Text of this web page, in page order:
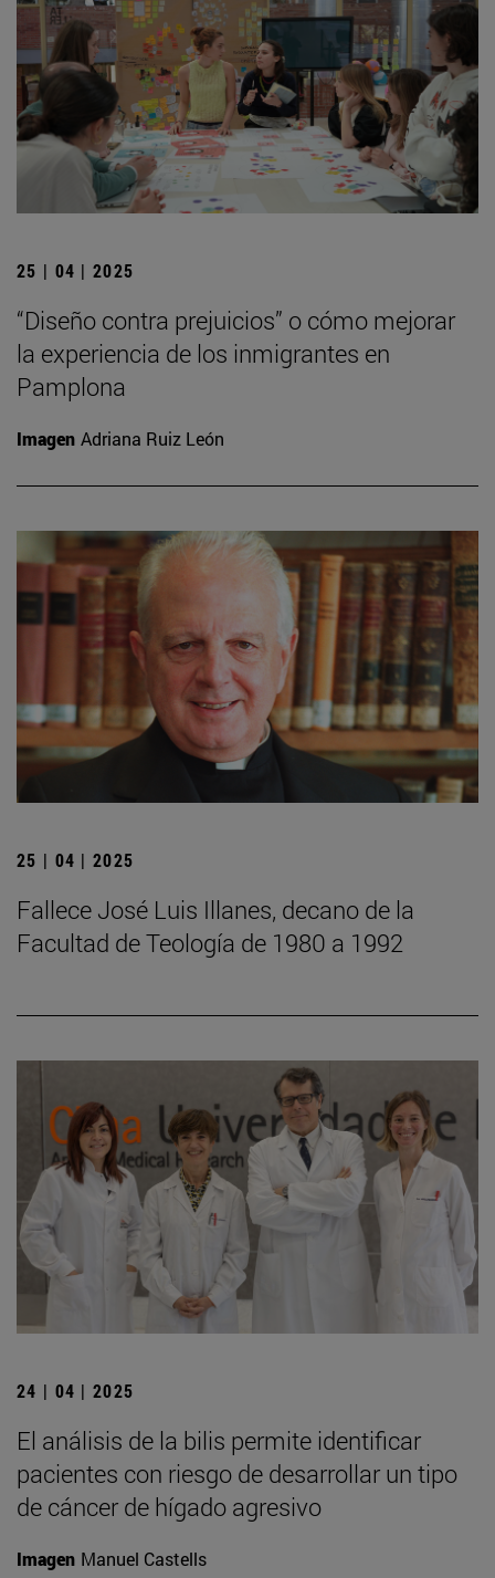
25 | 04 | 2025
“Diseño contra prejuicios” o cómo mejorar
la experiencia de los inmigrantes en
Pamplona
Imagen Adriana Ruiz León
25 | 04 | 2025
Fallece José Luis Illanes, decano de la
Facultad de Teología de 1980 a 1992
24 | 04 | 2025
El análisis de la bilis permite identificar
pacientes con riesgo de desarrollar un tipo
de cáncer de hígado agresivo
Imagen Manuel Castells